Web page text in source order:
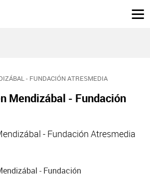
- FUNDACIÓN ATRESMEDIA
Mendizábal - Fundación
- Fundación Atresmedia
- Fundación